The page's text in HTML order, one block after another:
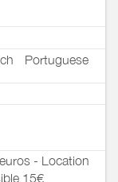
Portuguese
- Location
15€